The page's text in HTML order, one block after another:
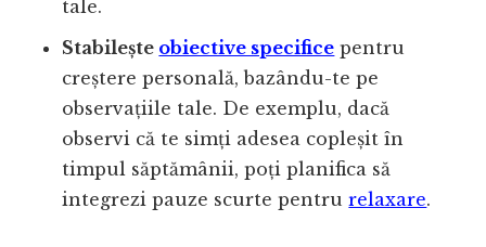
tale.
Stabilește obiective specifice pentru
creștere personală, bazându-te pe
observațiile tale. De exemplu, dacă
observi că te simți adesea copleșit în
timpul săptămânii, poți planifica să
integrezi pauze scurte pentrurelaxare.